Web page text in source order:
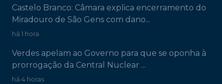
Castelo Branco: Câmara explica encerramento do
Miradouro de São Gens com dano...
há 1 hora
Verdes apelam ao Governo para que se oponha à
prorrogação da Central Nuclear ...
há 4 horas